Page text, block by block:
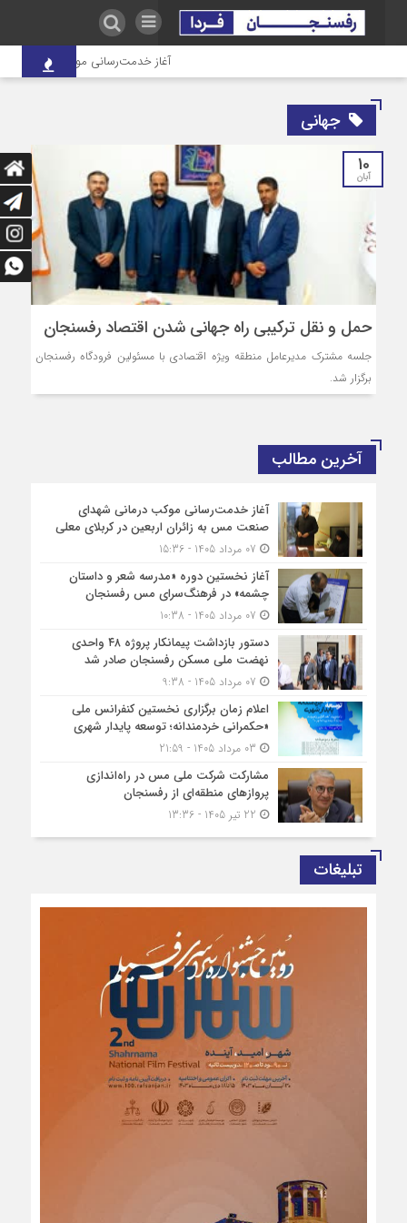
آغاز خدمت‌رسانی موکب درمانی
جهانی
10
آبان
حمل و نقل ترکیبی راه جهانی شدن اقتصاد رفسنجان
جلسه مشترک مدیرعامل منطقه ویژه اقتصادی با مسئولین فرودگاه رفسنجان
برگزار شد.
آخرین مطالب
آغاز خدمت‌رسانی موکب درمانی شهدای
صنعت مس به زائران اربعین در کربلای معلی
آغاز نخستین دوره «مدرسه شعر و داستان
چشمه» در فرهنگ‌سرای مس رفسنجان
دستور بازداشت پیمانکار پروژه ۴۸ واحدی
نهضت ملی مسکن رفسنجان صادر شد
اعلام زمان برگزاری نخستین کنفرانس ملی
«حکمرانی خردمندانه؛ توسعه پایدار شهری
مشارکت شرکت ملی مس در راه‌اندازی
پروازهای منطقه‌ای از رفسنجان
تبلیغات